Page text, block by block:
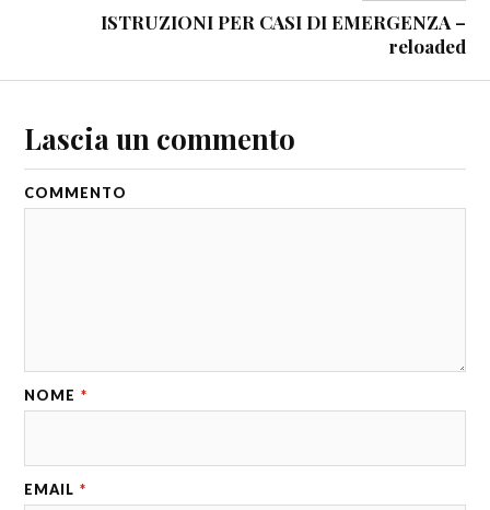
ISTRUZIONI PER CASI DI EMERGENZA –
reloaded
Lascia un commento
COMMENTO
NOME *
EMAIL *